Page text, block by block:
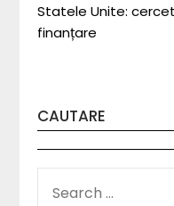
Statele Unite:
finanțare
CAUTARE
FOR: